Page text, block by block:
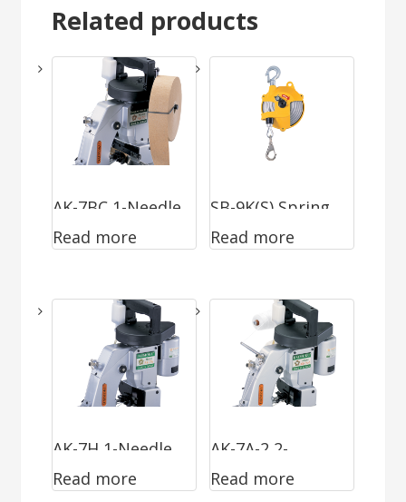
Related products
AK-7BC 1-Needle
& 2-Thread With
Read more
SB-9K(S) Spring
Balancer
Read more
AK-7H 1-Needle
& 1-Thread
Read more
AK-7A-2 2-
Needle & 2-
Read more